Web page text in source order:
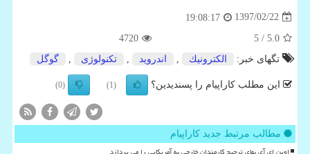
1397/02/22
19:08:17
5.0
/ 5
4720
تگهای خبر:
الكترونیك اندروید تكنولوژی گوگل
این مطلب کاراپیام را پسندیدین؟ (1)
(0)
مطالب مرتبط جدید کاراپیام